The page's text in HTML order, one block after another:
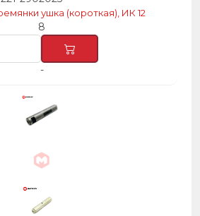
ушка (короткая), ИК 12
8
-